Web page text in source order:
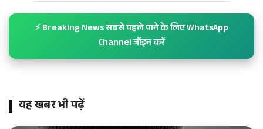
⚡ Breaking News सबसे पहले पाने के लिए WhatsApp
Channel जॉइन करें
यह खबर भी पढ़ें